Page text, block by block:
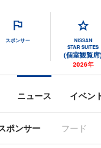
スポンサー
NISSAN
STAR SUITES
(個室観覧席)
2026年
ニュース イベン
ポンサー フード